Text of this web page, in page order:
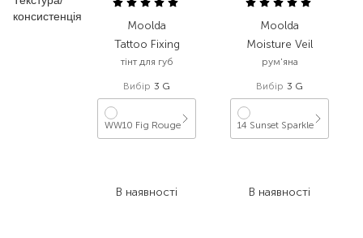
консистенція
Moolda
Tattoo Fixing
тінт для губ
Вибір 3 G
WW10 Fig Rouge
В наявності
Moolda
Moisture Veil
рум'яна
Вибір 3 G
14 Sunset Sparkle
В наявності